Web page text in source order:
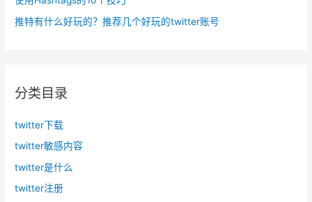
推特有什么好玩的？推荐几个好玩的twitter账号
分类目录
twitter下载
twitter敏感内容
twitter是什么
twitter注册